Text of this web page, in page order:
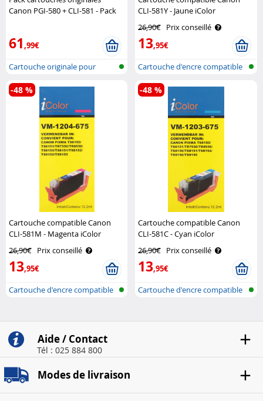
Canon PGI-580 + CLI-581 - Pack
61,99€
Cartouche originale pour
imprimante..
CLI-581Y - Jaune iColor
26,90€ Prix conseillé
13,95€
Cartouche d'encre compatible
pour i..
Cartouche compatible Canon
CLI-581M - Magenta iColor
26,90€ Prix conseillé
13,95€
-48 %
Cartouche d'encre compatible
Cartouche compatible Canon
CLI-581C - Cyan iColor
26,90€ Prix conseillé
13,95€
-48 %
Cartouche d'encre compatible
Aide / Contact
Tél : 025 884 800
Modes de livraison